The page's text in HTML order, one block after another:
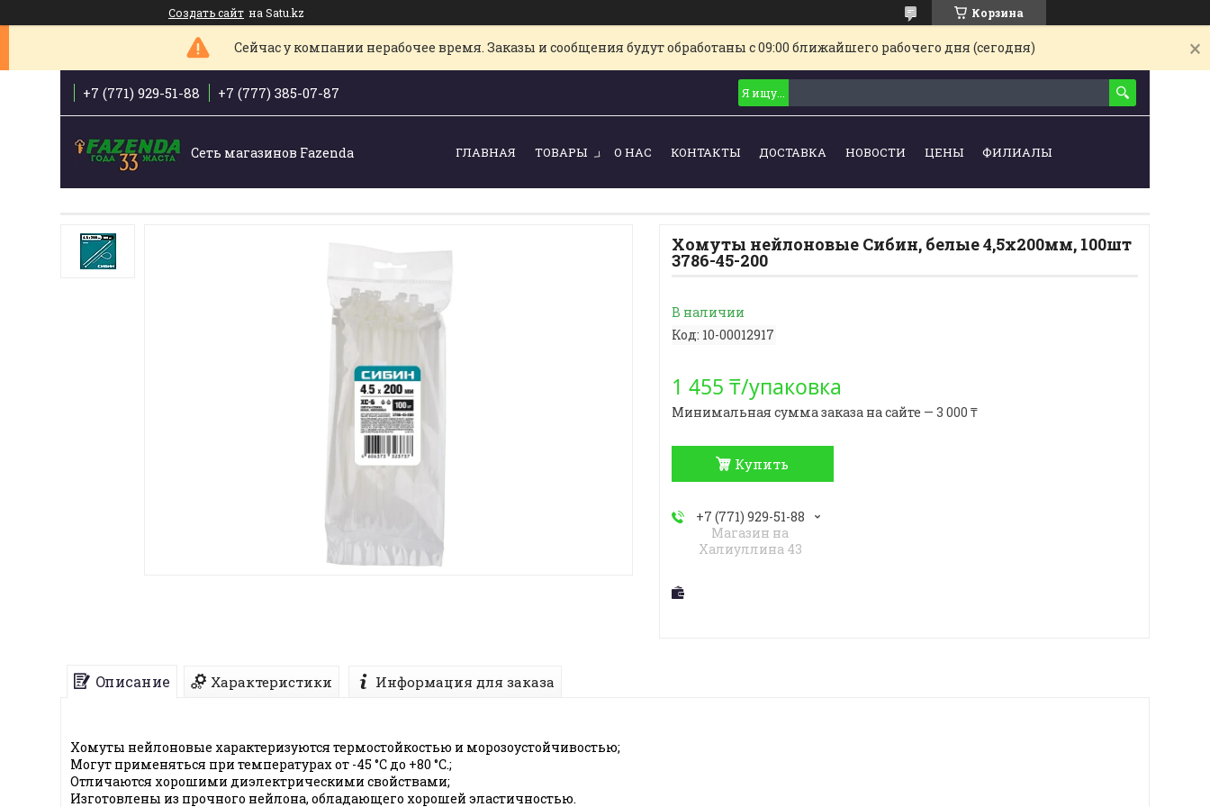
Создать сайт на Satu.kz Корзина
Сейчас у компании нерабочее время. Заказы и сообщения будут обработаны с 09:00 ближайшего рабочего дня (сегодня)
+7 (771) 929-51-88 +7 (777) 385-07-87
Сеть магазинов Fazenda ГЛАВНАЯ ТОВАРЫ О НАС КОНТАКТЫ ДОСТАВКА НОВОСТИ ЦЕНЫ ФИЛИАЛЫ
Хомуты нейлоновые Сибин, белые 4,5х200мм, 100шт
3786-45-200
В наличии
Код: 10-00012917
1 455 ₸/упаковка
Минимальная сумма заказа на сайте — 3 000 ₸
Купить
+7 (771) 929-51-88
Магазин на
Халиуллина 43
Описание Характеристики Информация для заказа
Хомуты нейлоновые характеризуются термостойкостью и морозоустойчивостью;
Могут применяться при температурах от -45 °С до +80 °С.;
Отличаются хорошими диэлектрическими свойствами;
Изготовлены из прочного нейлона, обладающего хорошей эластичностью.